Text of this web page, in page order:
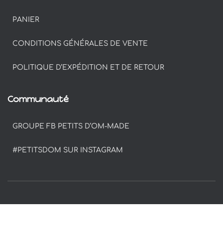
PANIER
CONDITIONS GÉNÉRALES DE VENTE
POLITIQUE D’EXPÉDITION ET DE RETOUR
Communauté
GROUPE FB PETITS D’OM-MADE
#PETITSDOM SUR INSTAGRAM